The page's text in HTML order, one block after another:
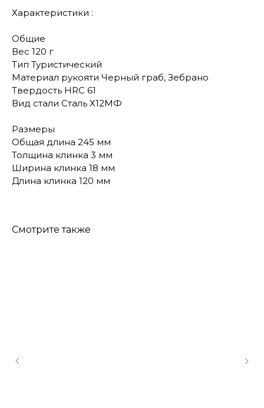
Характеристики :
Общие
Вес 120 г
Тип Туристический
Материал рукояти Черный граб, Зебрано
Твердость HRC 61
Вид стали Сталь Х12МФ
Размеры
Общая длина 245 мм
Толщина клинка 3 мм
Ширина клинка 18 мм
Длина клинка 120 мм
Смотрите также
нашу продукцию. Позвоните нам или